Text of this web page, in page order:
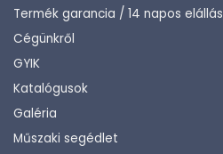
Termék garancia / 14 napos elállás
Cégünkről
GYIK
Katalógusok
Galéria
Műszaki segédlet